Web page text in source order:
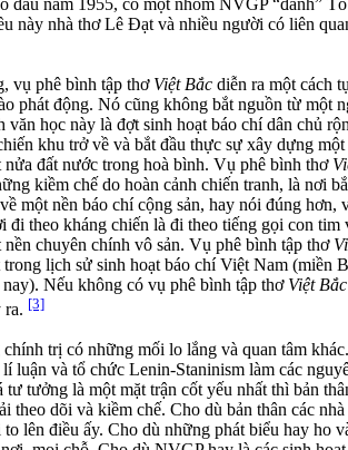
này nhà thơ Lê Đạt và nhiều người có liên
vụ phê bình tập thơ Việt Bắc diễn ra một cách
phát động. Nó cũng không bắt nguồn từ một
văn học này là đợt sinh hoạt báo chí dân chủ
khu trở về và bắt đầu thực sự xây dựng
nửa đất nước trong hoà bình. Vụ phê bình thơ
kiềm chế do hoàn cảnh chiến tranh, là nơi
một nền báo chí cộng sản, hay nói đúng
đi theo kháng chiến là đi theo tiếng gọi con tim
chuyên chính vô sản. Vụ phê bình tập thơ
trong lịch sử sinh hoạt báo chí Việt Nam (miền
Nếu không có vụ phê bình tập thơ Việt Bắc
ra. [3]
trị có những mối lo lắng và quan tâm
luận và tổ chức Lenin-Staninism làm các
tư tưởng là một mặt trận cốt yếu nhất thì bản
theo dõi và kiềm chế. Cho dù bản thân các
lên điều ấy. Cho dù những phát biểu hay ho